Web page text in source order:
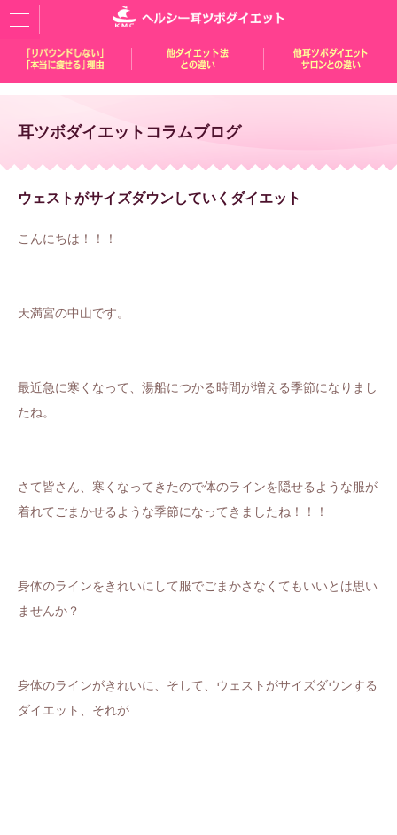
耳ツボダイエットコラムブログ
ウェストがサイズダウンしていくダイエット
こんにちは！！！
天満宮の中山です。
最近急に寒くなって、湯船につかる時間が増える季節になりまし
たね。
さて皆さん、寒くなってきたので体のラインを隠せるような服が
着れてごまかせるような季節になってきましたね！！！
身体のラインをきれいにして服でごまかさなくてもいいとは思い
ませんか？
身体のラインがきれいに、そして、ウェストがサイズダウンする
ダイエット、それが